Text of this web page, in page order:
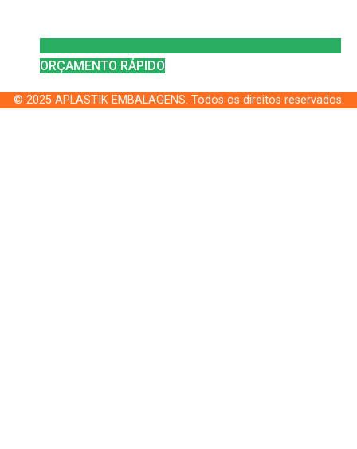
ORÇAMENTO RÁPIDO
© 2025 APLASTIK EMBALAGENS. Todos os direitos reservados.